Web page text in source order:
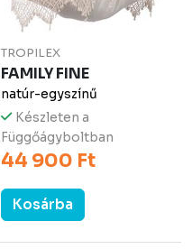
TROPILEX
FAMILY FINE
natúr-egyszínű
Készleten a
Függőágyboltban
44 900 Ft
Kosárba